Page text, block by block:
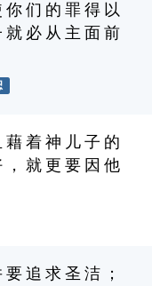
你 们 的 罪 得 以
就 必 从 主 面 前
藉 着 神 儿 子 的
， 就 更 要 因 他
追 求 圣 洁 ；